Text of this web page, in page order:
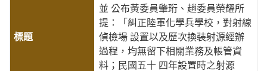
並 公布黃委員肇珩、趙委員榮耀所
提：「糾正陸軍化學兵學校，對射線
偵檢場 設置以及歷次換裝射源經辦
過程，均無留下相關業務及帳管資
料；民國五十 四年設置時之射源